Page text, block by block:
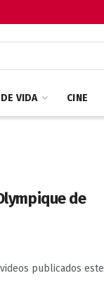
VIDA CINE
de
publicados este